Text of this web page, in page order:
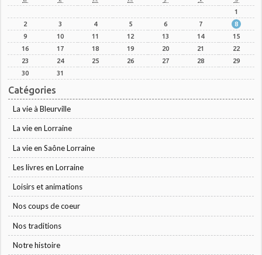
1
2
3 4 5 6 7
8
9
10 11 12 13 14
15
16
17 18 19 20 21
22
23
24 25 26 27 28
29
30
31
Catégories
La vie à Bleurville
La vie en Lorraine
La vie en Saône Lorraine
Les livres en Lorraine
Loisirs et animations
Nos coups de coeur
Nos traditions
Notre histoire